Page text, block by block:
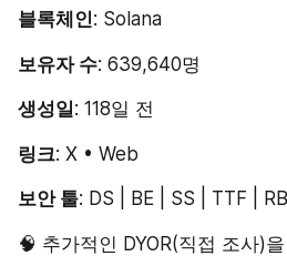
블록체인: Solana
보유자 수: 639,640명
생성일: 118일 전
링크: X • Web
보안 툴: DS | BE | SS | TTF |
🧠 추가적인 DYOR(직접 조사)